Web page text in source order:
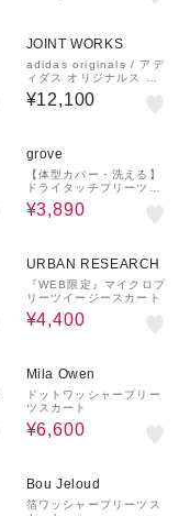
JOINT WORKS
adidas originals / アデ
ィダス オリジナルス OR
I GFX CHECK SKIRT
¥12,100
grove
【体型カバー・洗える】
ドライタッチプリーツス
カート
¥3,890
URBAN RESEARCH
『WEB限定』マイクロプ
リーツイージースカート
¥4,400
Mila Owen
ドットワッシャープリー
ツスカート
¥6,600
Bou Jeloud
箔ワッシャープリーツス